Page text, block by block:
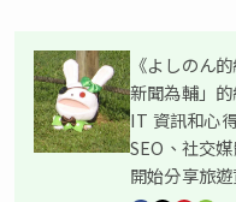
《よしのん
新聞為輔」
IT 資訊和心
SEO、社交
開始分享旅